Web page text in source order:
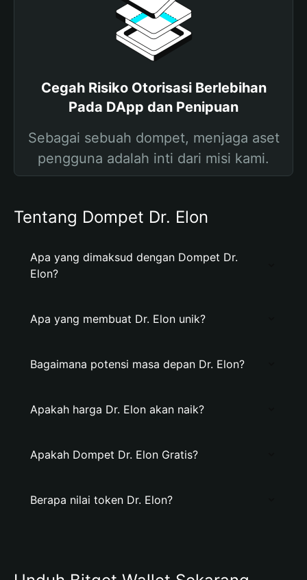
Cegah Risiko Otorisasi Berlebihan
Pada DApp dan Penipuan
Sebagai sebuah dompet, menjaga aset
pengguna adalah inti dari misi kami.
Tentang Dompet Dr. Elon
Apa yang dimaksud dengan Dompet Dr.
Elon?
Apa yang membuat Dr. Elon unik?
Bagaimana potensi masa depan Dr. Elon?
Apakah harga Dr. Elon akan naik?
Apakah Dompet Dr. Elon Gratis?
Berapa nilai token Dr. Elon?